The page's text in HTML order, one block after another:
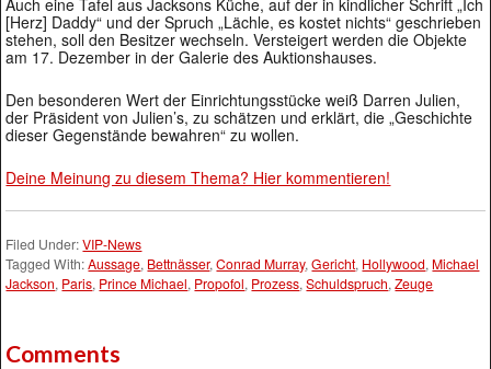
Auch eine Tafel aus Jacksons Küche, auf der in kindlicher Schrift „Ich
[Herz] Daddy“ und der Spruch „Lächle, es kostet nichts“ geschrieben
stehen, soll den Besitzer wechseln. Versteigert werden die Objekte
am 17. Dezember in der Galerie des Auktionshauses.
Den besonderen Wert der Einrichtungsstücke weiß Darren Julien,
der Präsident von Julien’s, zu schätzen und erklärt, die „Geschichte
dieser Gegenstände bewahren“ zu wollen.
Deine Meinung zu diesem Thema? Hier kommentieren!
Filed Under:VIP-News
Tagged With:Aussage, Bettnässer,Conrad Murray,Gericht, Hollywood, Michael
Jackson, Paris, Prince Michael, Propofol, Prozess,Schuldspruch,Zeuge
Comments